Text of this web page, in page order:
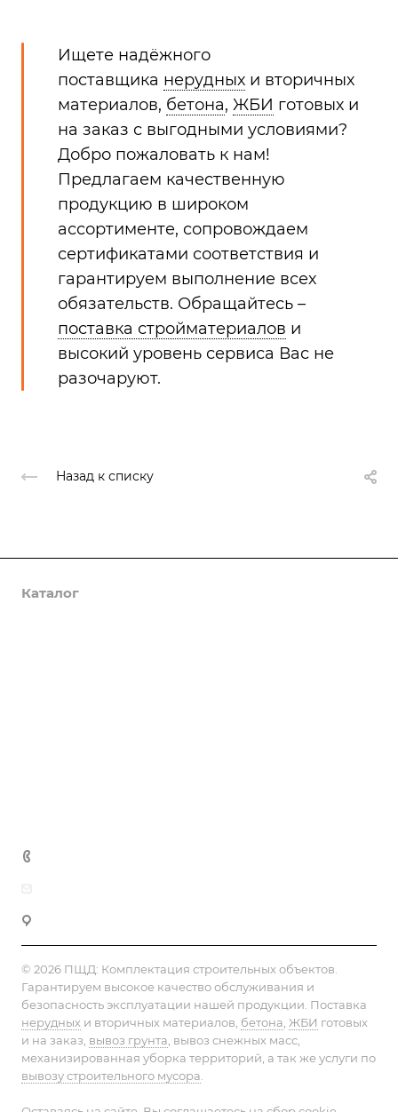
Ищете надёжного
поставщика нерудных и вторичных
материалов, бетона, ЖБИ готовых и
на заказ с выгодными условиями?
Добро пожаловать к нам!
Предлагаем качественную
продукцию в широком
ассортименте, сопровождаем
сертификатами соответствия и
гарантируем выполнение всех
обязательств. Обращайтесь –
поставка стройматериалов и
высокий уровень сервиса Вас не
разочаруют.
Назад к списку
Каталог
© 2026 ПЩД: Комплектация строительных объектов
Гарантируем высокое качество обслуживания и
безопасность эксплуатации нашей продукции. Поставка
нерудных и вторичных материалов, бетона ЖБИ готовых
и на заказ, вывоз грунта , вывоз снежных масс,
механизированная уборка территорий, а так же услуги по
вывозу строительного мусора